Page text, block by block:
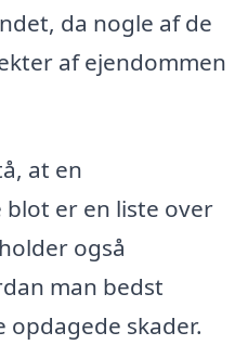
da nogle af de
af ejendommen
at en
er en liste over
også
man bedst
skader.